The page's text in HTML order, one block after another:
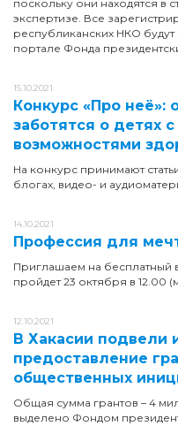
поскольку они находятся в
экспертизе. Все
республиканских НКО
портале Фонда
15.10.2021
Конкурс «Про неё»:
заботятся о детях
возможностями
На конкурс принимают
блогах, видео- и
14.10.2021
Профессия для
Приглашаем на бесплатный
пройдет 23 октября в 12.00
12.10.2021
В Хакасии подвели
предоставление
общественных
Общая сумма грантов – 4
выделено Фондом